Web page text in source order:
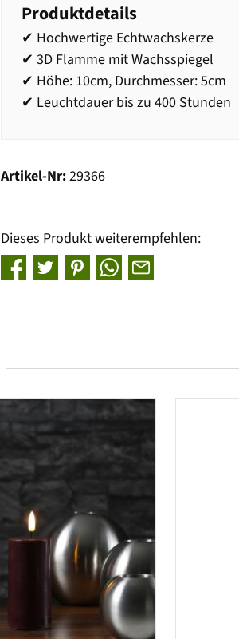
Produktdetails
✔ Hochwertige Echtwachskerze
✔ 3D Flamme mit Wachsspiegel
✔ Höhe: 10cm, Durchmesser: 5cm
✔ Leuchtdauer bis zu 400 Stunden
Artikel-Nr:29366
Dieses Produkt weiterempfehlen: